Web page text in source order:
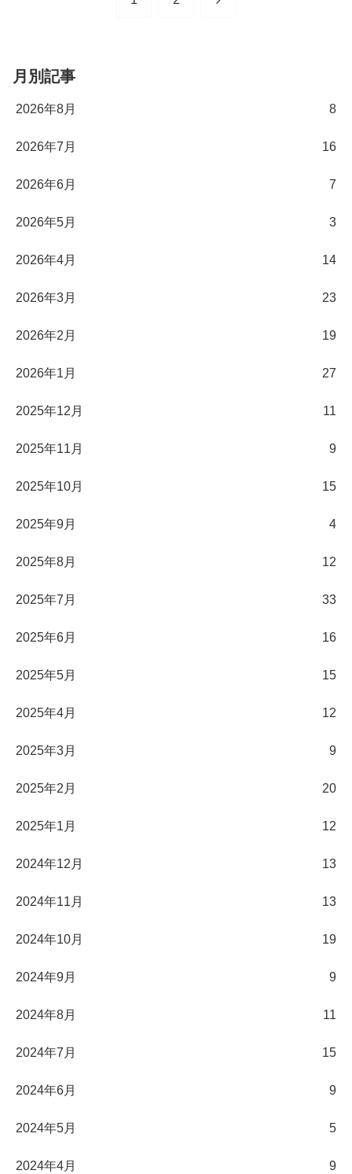
月別記事
2026年8月 8
2026年7月 16
2026年6月 7
2026年5月 3
2026年4月 14
2026年3月 23
2026年2月 19
2026年1月 27
2025年12月 11
2025年11月 9
2025年10月 15
2025年9月 4
2025年8月 12
2025年7月 33
2025年6月 16
2025年5月 15
2025年4月 12
2025年3月 9
2025年2月 20
2025年1月 12
2024年12月 13
2024年11月 13
2024年10月 19
2024年9月 9
2024年8月 11
2024年7月 15
2024年6月 9
2024年5月 5
2024年4月 9